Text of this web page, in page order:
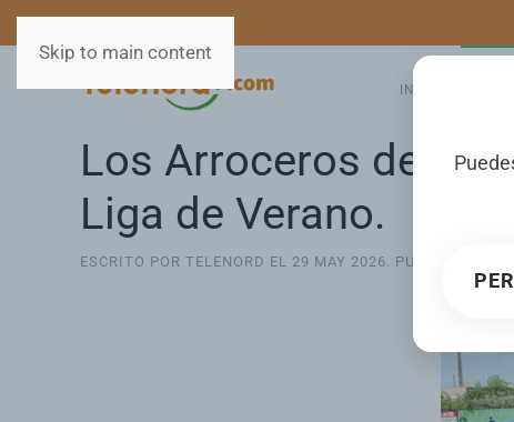
Skip to main content
INICIO
Los Arroceros de
Liga de Verano.
ESCRITO POR TELENORD EL 29 MAY 2026. PUBLICADO EN